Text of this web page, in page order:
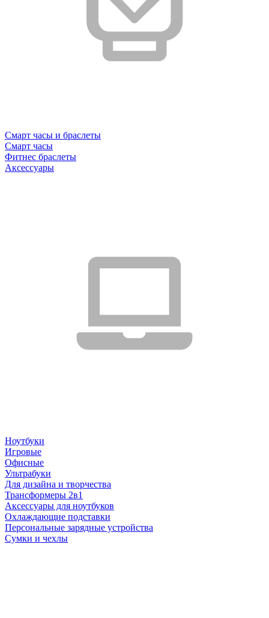
Смарт часы и браслеты
Смарт часы
Фитнес браслеты
Аксессуары
Ноутбуки
Игровые
Офисные
Ультрабуки
Для дизайна и творчества
Трансформеры 2в1
Аксессуары для ноутбуков
Охлаждающие подставки
Персональные зарядные устройства
Сумки и чехлы